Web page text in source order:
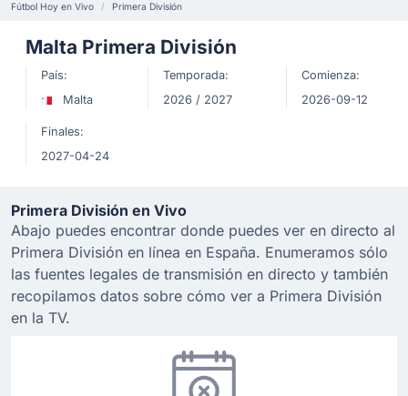
Fútbol Hoy en Vivo Primera División
Malta Primera División
País:
Malta
Temporada:
2026 / 2027
Comienza:
2026-09-12
Finales:
2027-04-24
Primera División en Vivo
Abajo puedes encontrar donde puedes ver en directo al
Primera División en línea en España. Enumeramos sólo
las fuentes legales de transmisión en directo y también
recopilamos datos sobre cómo ver a Primera División
en la TV.